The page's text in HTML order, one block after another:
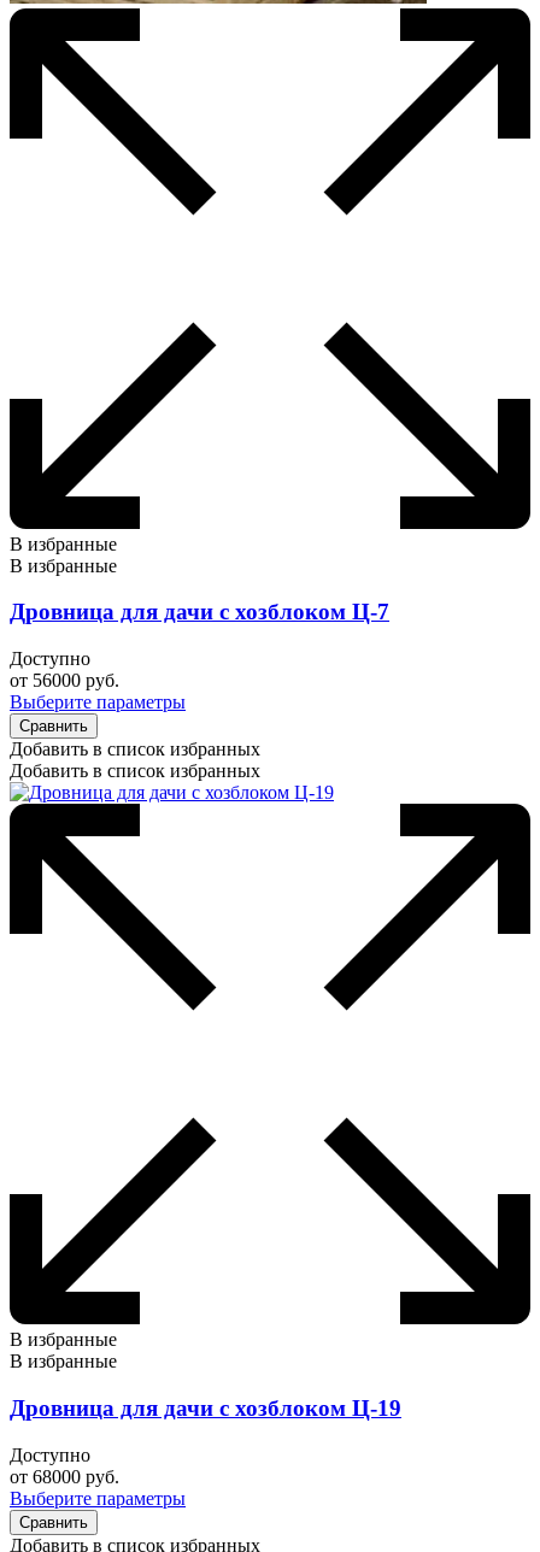
В избранные
В избранные
Дровница для дачи с хозблоком Ц-7
Доступно
от 56000 руб.
Выберите параметры
Сравнить
Добавить в список избранных
Добавить в список избранных
В избранные
В избранные
Дровница для дачи с хозблоком Ц-19
Доступно
от 68000 руб.
Выберите параметры
Сравнить
Добавить в список избранных